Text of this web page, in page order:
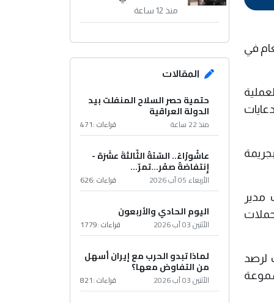
في
رقم (1) لسنة 2025، والتوعية بجريمة
مدير
لرصد
منذ 12 ساعة
المقالات
حتمية حصر السلاح المنفلت بيد
الدولة العراقية
منذ 22 ساعة قراءات :471
عاشُورْاءُ.. السّنَةُ الثّالثةَ عشَرَة -
إِنتفاضةُ صفَر…تمرّ...
الأربعاء 05 آب 2026 قراءات :626
اليوم الحادي والأربعون
الأثنين 03 آب 2026 قراءات :1779
لماذا تبدو الحرب مع إيران أسهل
من التفاوض معها؟
الأثنين 03 آب 2026 قراءات :821